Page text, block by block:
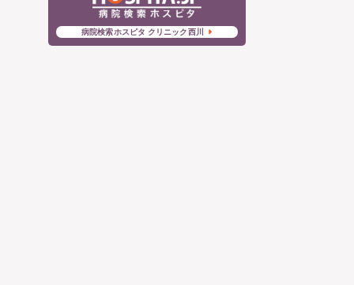
病院検索ホスピタ クリニック西川